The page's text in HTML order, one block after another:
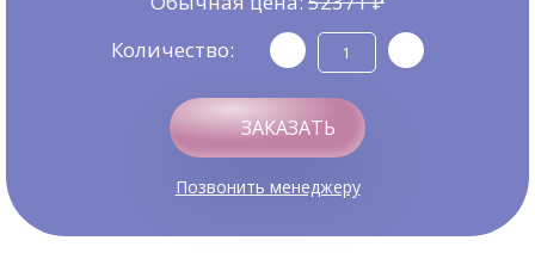
Количество:
ЗАКАЗАТЬ
Позвонить менеджеру